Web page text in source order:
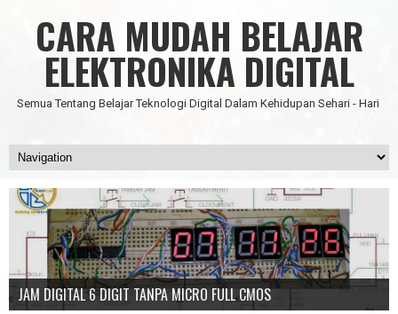
CARA MUDAH BELAJAR
ELEKTRONIKA DIGITAL
Semua Tentang Belajar Teknologi Digital Dalam Kehidupan Sehari - Hari
IC Timer 555 yang Multifungsi
Data Science
JAM DIGITAL 6 DIGIT TANPA MICRO FULL CMOS
Node Red - Kontrol Industri 4.0